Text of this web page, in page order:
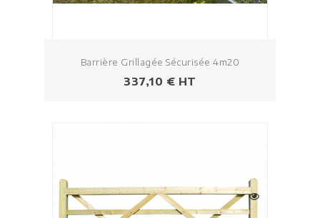
Barrière Grillagée Sécurisée 4m20
Prix
337,10 € HT